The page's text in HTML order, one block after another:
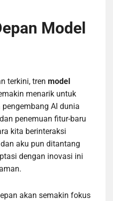
Model
terkini, tren model
menarik untuk
AI dunia
penemuan fitur-baru
kita berinteraksi
aku pun ditantang
dengan inovasi ini
akan semakin fokus